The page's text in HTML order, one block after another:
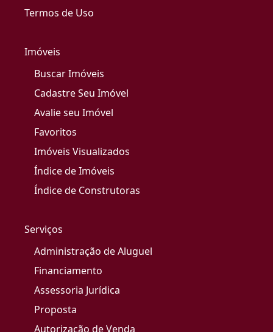
Termos de Uso
Imóveis
Buscar Imóveis
Cadastre Seu Imóvel
Avalie seu Imóvel
Favoritos
Imóveis Visualizados
Índice de Imóveis
Índice de Construtoras
Serviços
Administração de Aluguel
Financiamento
Assessoria Jurídica
Proposta
Autorização de Venda